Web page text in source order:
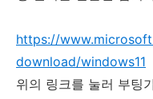
https://
download/windows11
위의 링크를 눌러 부팅